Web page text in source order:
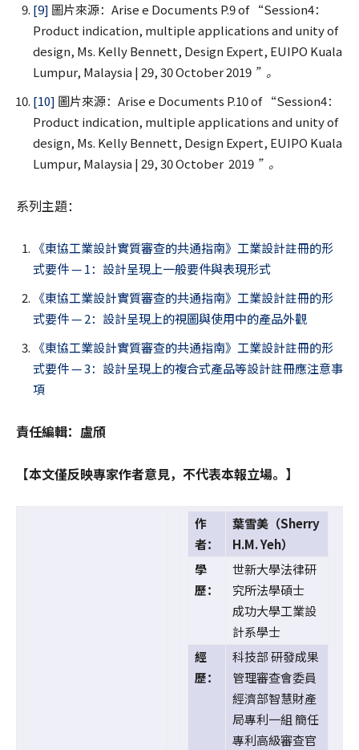
[9] 圖片來源：Arise e Documents P.9 of “Session4：
Product indication, multiple applications and unity of
design, Ms. Kelly Bennett, Design Expert, EUIPO Kuala
Lumpur, Malaysia | 29, 30 October 2019 ” 。
[10] 圖片來源：Arise e Documents P.10 of “Session4：
Product indication, multiple applications and unity of
design, Ms. Kelly Bennett, Design Expert, EUIPO Kuala
Lumpur, Malaysia | 29, 30 October 2019 ” 。
系列主題：
《東協工業設計實質審查的共通指南》工業設計註冊的形
式要件 — 1：設計呈現上一般要件與表現形式
《東協工業設計實質審查的共通指南》工業設計註冊的形
式要件 — 2：設計呈現上的視圖與使用中的產品外觀
《東協工業設計實質審查的共通指南》工業設計註冊的形
式要件 — 3：設計呈現上的複合式產品等設計註冊應注意事
項
責任編輯：盧頎
【本文僅反映專家作者意見，不代表本報立場。】
作
者：
葉雪美（Sherry
H.M. Yeh）
學
歷：
世新大學法律研
究所法學碩士
成功大學工業設
計系學士
經
歷：
科技部 研發成果
管理審查會委員
經濟部智慧財產
局專利一組 簡任
專利高級審查官